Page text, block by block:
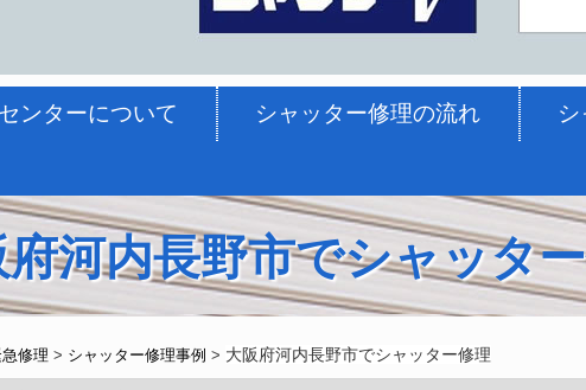
ンターについて シャッター修理の流れ シ
河内長野市でシャッタ
修理 > シャッター修理事例 > 大阪府河内長野市でシャッター修理